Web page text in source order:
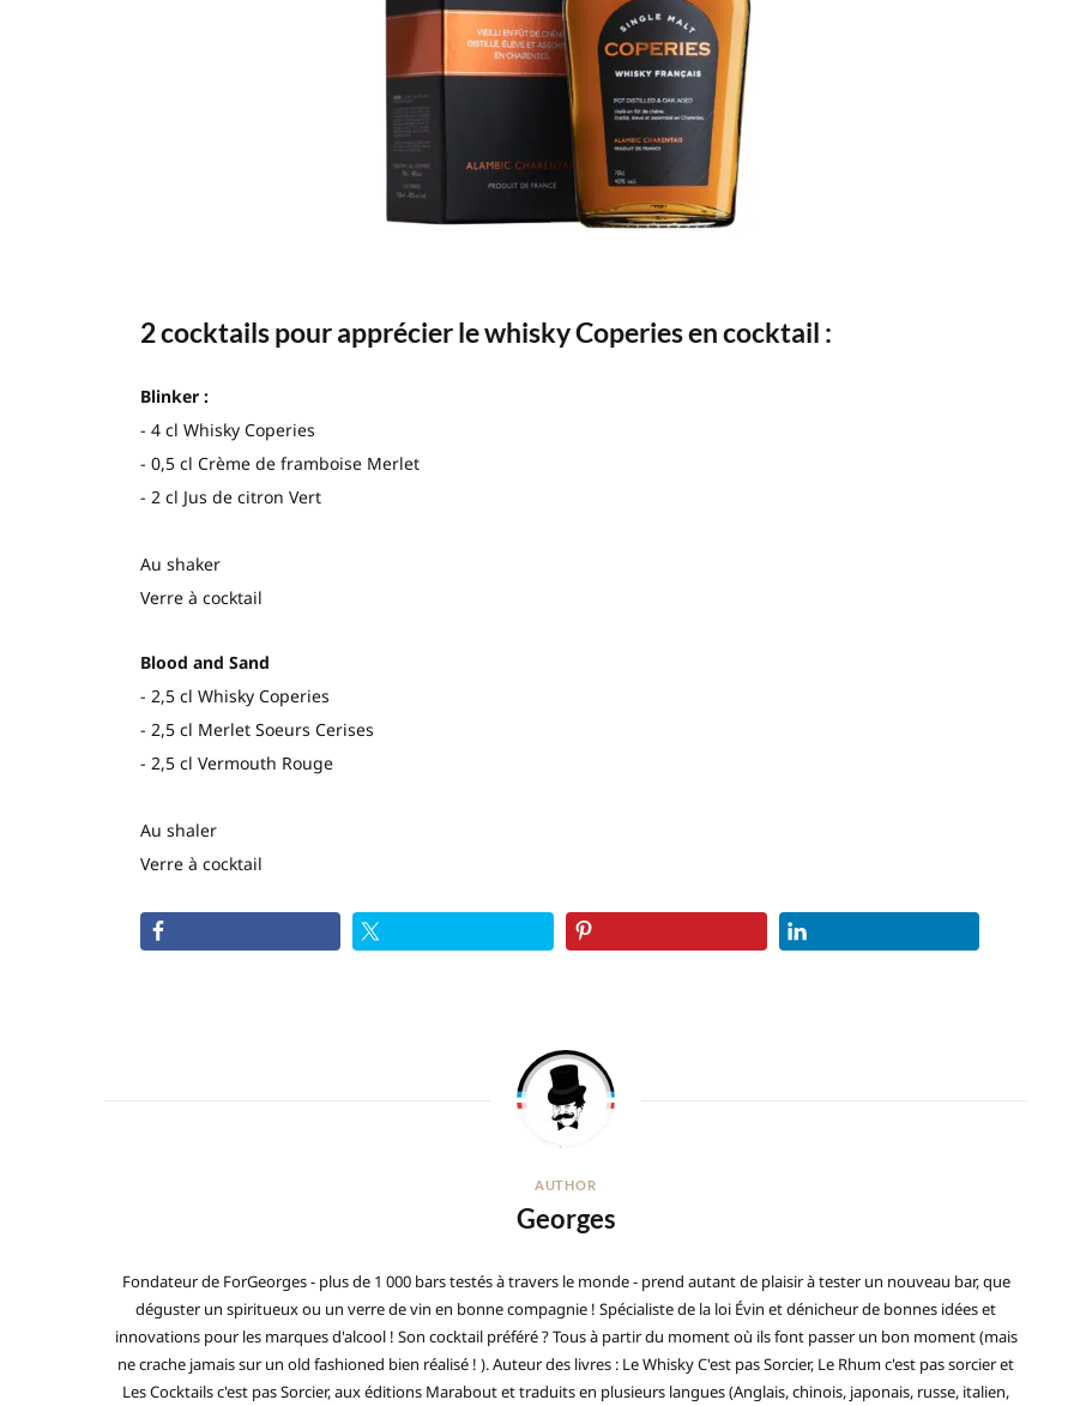
2 cocktails pour apprécier le whisky Coperies en cocktail :
Blinker :
- 4 cl Whisky Coperies
- 0,5 cl Crème de framboise Merlet
- 2 cl Jus de citron Vert
Au shaker
Verre à cocktail
Blood and Sand
- 2,5 cl Whisky Coperies
- 2,5 cl Merlet Soeurs Cerises
- 2,5 cl Vermouth Rouge
Au shaler
Verre à cocktail
AUTHOR
Georges
Fondateur de ForGeorges - plus de 1 000 bars testés à travers le monde - prend autant de plaisir à tester un nouveau bar, que
déguster un spiritueux ou un verre de vin en bonne compagnie ! Spécialiste de la loi Évin et dénicheur de bonnes idées et
innovations pour les marques d'alcool ! Son cocktail préféré ? Tous à partir du moment où ils font passer un bon moment (mais
ne crache jamais sur un old fashioned bien réalisé ! ). Auteur des livres : Le Whisky C'est pas Sorcier, Le Rhum c'est pas sorcier et
Les Cocktails c'est pas Sorcier, aux éditions Marabout et traduits en plusieurs langues (Anglais, chinois, japonais, russe, italien,